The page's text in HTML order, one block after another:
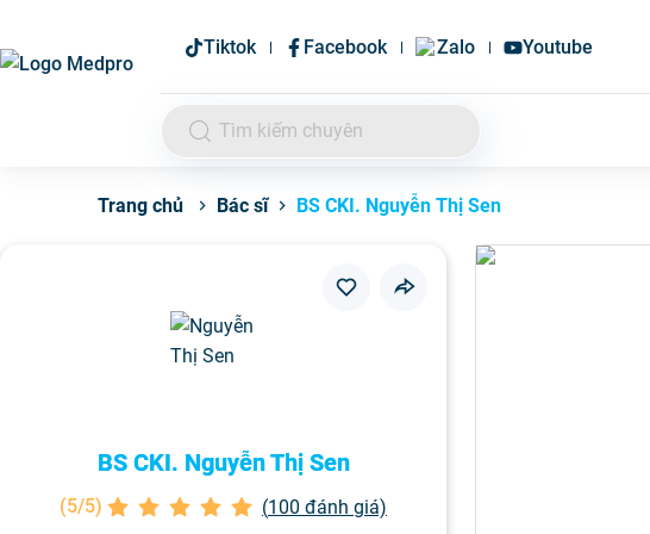
Tiktok Facebook Zalo Youtube
Trang chủ Bác sĩ BS CKI. Nguyễn Thị Sen
BS CKI. Nguyễn Thị Sen
(5/5) (100 đánh giá)